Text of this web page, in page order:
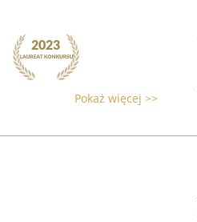
Pokaż więcej >>